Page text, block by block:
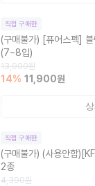
직접 구매한
(구매불가) [퓨어스펙]
(7~8입)
13,900원
14% 11,900원
직접 구매한
(구매불가) (사용안함
2종
4,390원